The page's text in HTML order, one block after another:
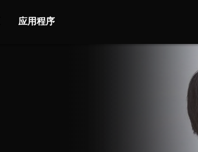
应用程序